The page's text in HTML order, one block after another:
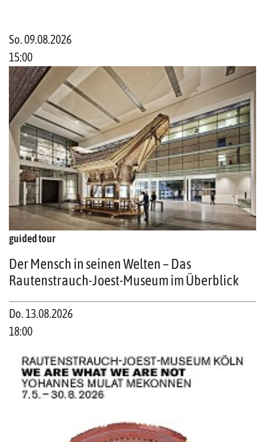
So. 09.08.2026
15:00
guided tour
Der Mensch in seinen Welten – Das
Rautenstrauch-Joest-Museum im Überblick
Do. 13.08.2026
18:00